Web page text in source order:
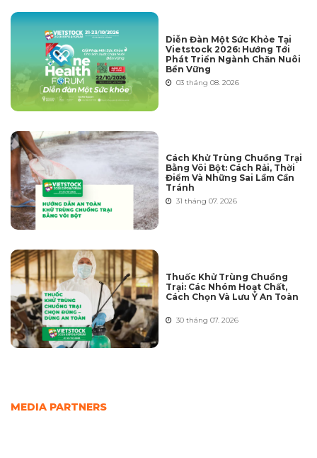
Diễn Đàn Một Sức Khỏe Tại
Vietstock 2026: Hướng Tới
Phát Triển Ngành Chăn Nuôi
Bền Vững
03 tháng 08. 2026
Cách Khử Trùng Chuồng Trại
Bằng Vôi Bột: Cách Rải, Thời
Điểm Và Những Sai Lầm Cần
Tránh
31 tháng 07. 2026
Thuốc Khử Trùng Chuồng
Trại: Các Nhóm Hoạt Chất,
Cách Chọn Và Lưu Ý An Toàn
30 tháng 07. 2026
MEDIA PARTNERS